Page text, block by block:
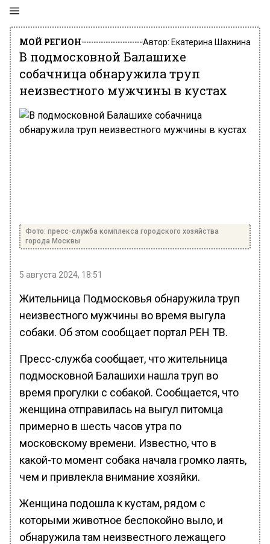
МОЙ РЕГИОН Автор: Екатерина Шахнина
В подмосковной Балашихе
собачница обнаружила труп
неизвестного мужчины в кустах
Фото: пресс-служба комплекса городского хозяйства
города Москвы
5 августа 2024, 18:51
Жительница Подмосковья обнаружила труп
неизвестного мужчины во время выгула
собаки. Об этом сообщает портал РЕН ТВ.
Пресс-служба сообщает, что жительница
подмосковной Балашихи нашла труп во
время прогулки с собакой. Сообщается, что
женщина отправилась на выгул питомца
примерно в шесть часов утра по
московскому времени. Известно, что в
какой-то момент собака начала громко лаять,
чем и привлекла внимание хозяйки.
Женщина подошла к кустам, рядом с
которыми животное беспокойно выло, и
обнаружила там неизвестного лежащего